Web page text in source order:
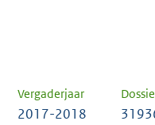
Vergaderjaar
2017-2018